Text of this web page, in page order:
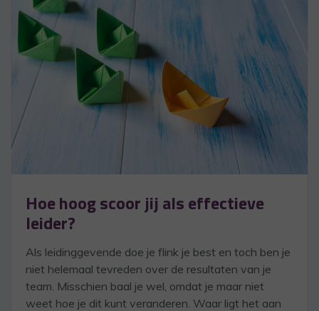
Hoe hoog scoor jij als effectieve
leider?
Als leidinggevende doe je flink je best en toch ben je
niet helemaal tevreden over de resultaten van je
team. Misschien baal je wel, omdat je maar niet
weet hoe je dit kunt veranderen. Waar ligt het aan